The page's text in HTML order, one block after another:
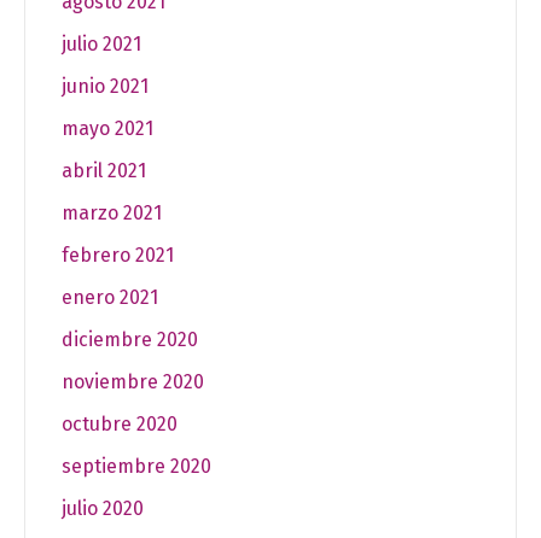
julio 2021
junio 2021
mayo 2021
abril 2021
marzo 2021
febrero 2021
enero 2021
diciembre 2020
noviembre 2020
octubre 2020
septiembre 2020
julio 2020